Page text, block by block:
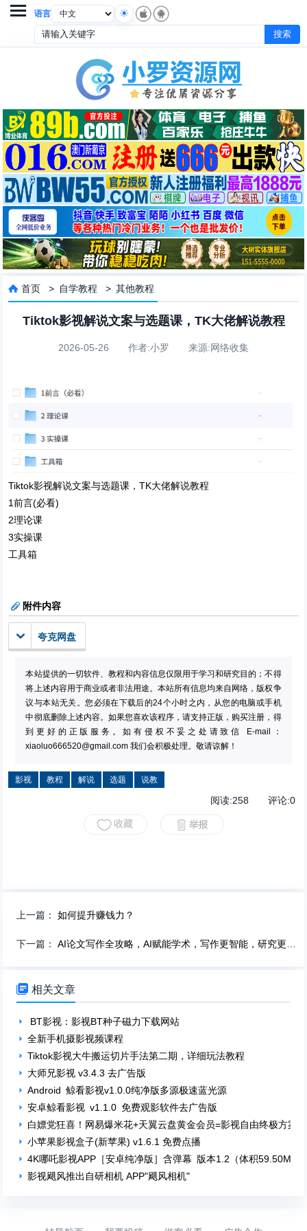
语言

 首页 > 自学教程 >其他教程
Tiktok影视解说文案与选题课，TK大佬解说教程
2026-05-26 作者:小罗 来源:网络收集
Tiktok影视解说文案与选题课，TK大佬解说教程
1前言(必看)
2理论课
3实操课
工具箱
附件内容
夸克网盘
本站提供的一切软件、教程和内容信息仅限用于学习和研究目的；不得
将上述内容用于商业或者非法用途。本站所有信息均来自网络，版权争
议与本站无关。您必须在下载后的24个小时之内，从您的电脑或手机
中彻底删除上述内容。如果您喜欢该程序，请支持正版，购买注册，得
到更好的正版服务。如有侵权不妥之处请致信 E-mail：
xiaoluo666520@gmail.com 我们会积极处理。敬请谅解！
影视 教程 解说 选题 说教
阅读:258 评论:0
上一篇：如何提升赚钱力？
下一篇：AI论文写作全攻略，AI赋能学术，写作更智能，研究更高效
 相关文章
BT影视：影视BT种子磁力下载网站
全新手机摄影视频课程
Tiktok影视大牛搬运切片手法第二期，详细玩法教程
大师兄影视 v3.4.3 去广告版
Android 鲸看影视v1.0.0纯净版多源极速蓝光源
安卓鲸看影视 v1.1.0 免费观影软件去广告版
白嫖党狂喜！网易爆米花+天翼云盘黄金会员=影视自由终极方案
小苹果影视盒子(新苹果) v1.6.1 免费点播
4K哪吒影视APP［安卓纯净版］含弹幕 版本1.2（体积59.50M）
影视飓风推出自研相机 APP"飓风相机"